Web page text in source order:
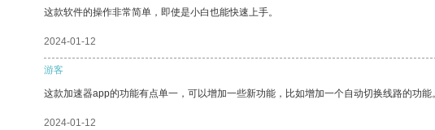
这款软件的操作非常简单，即使是小白也能快速上手。
2024-01-12
游客
这款加速器app的功能有点单一，可以增加一些新功能，比如增加一个自动切换线路的功能。
2024-01-12